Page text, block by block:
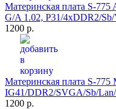
Материнская плата S-
G/A 1.02, P31/4xDDR2/
1200 р.
Материнская плата S-775
IG41/DDR2/SVGA/Sb/
1200 р.